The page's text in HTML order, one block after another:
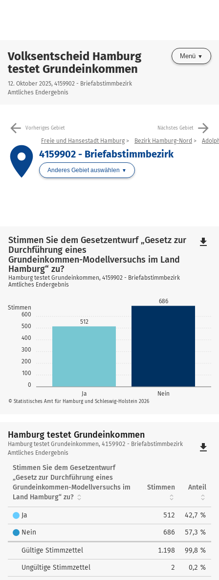
Volksentscheid Hamburg
testet Grundeinkommen
12. Oktober 2025, 4159902 - Briefabstimmbezirk
Amtliches Endergebnis
Menü
arrow_back Vorheriges Gebiet Nächstes Gebiet arrow_forward
place
Freie und Hansestadt Hamburg Bezirk Hamburg-Nord
4159902 - Briefabstimmbezirk
Anderes Gebiet auswählen
0
100
200
300
400
500
600
Stimmen
Ja Nein
512
686
© Statistisches Amt für Hamburg und Schleswig-Holstein 2026
Stimmen Sie dem Gesetzentwurf „Gesetz zur
Durchführung eines
Grundeinkommen-Modellversuchs im Land
Hamburg“ zu?
Hamburg testet Grundeinkommen, 4159902 - Briefabstimmbezirk
Amtliches Endergebnis
file_download
Hamburg testet Grundeinkommen
Hamburg
testet
Grundeinkommen
Hamburg testet Grundeinkommen, 4159902 - Briefabstimmbezirk
Amtliches Endergebnis
file_download
Stimmen Sie dem Gesetzentwurf
„Gesetz zur Durchführung eines
Grundeinkommen-Modellversuchs im
Land Hamburg“ zu?
Stimmen Anteil
Ja 512 42,7 %
Nein 686 57,3 %
Gültige Stimmzettel 1.198 99,8 %
Ungültige Stimmzettel 2 0,2 %